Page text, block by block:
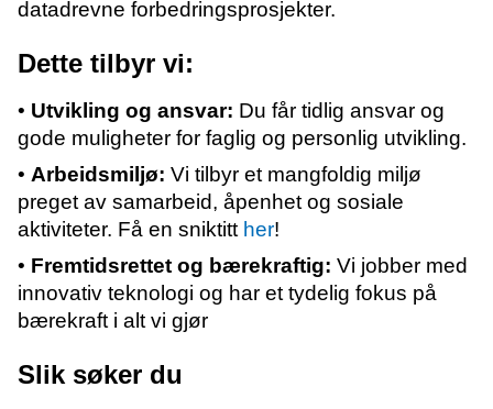
datadrevne forbedringsprosjekter.
Dette tilbyr vi:
• Utvikling og ansvar: Du får tidlig ansvar og
gode muligheter for faglig og personlig utvikling.
• Arbeidsmiljø: Vi tilbyr et mangfoldig miljø
preget av samarbeid, åpenhet og sosiale
aktiviteter. Få en sniktitt her!
• Fremtidsrettet og bærekraftig: Vi jobber med
innovativ teknologi og har et tydelig fokus på
bærekraft i alt vi gjør
Slik søker du